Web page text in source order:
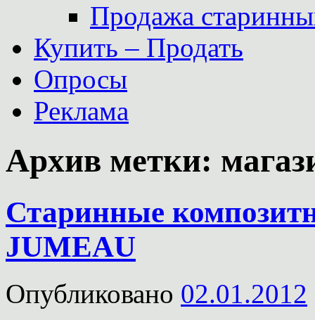
Продажа
Купить – Продать
Опросы
Реклама
Архив метки:
Старинные
JUMEAU
Опубликовано 02.01.2012